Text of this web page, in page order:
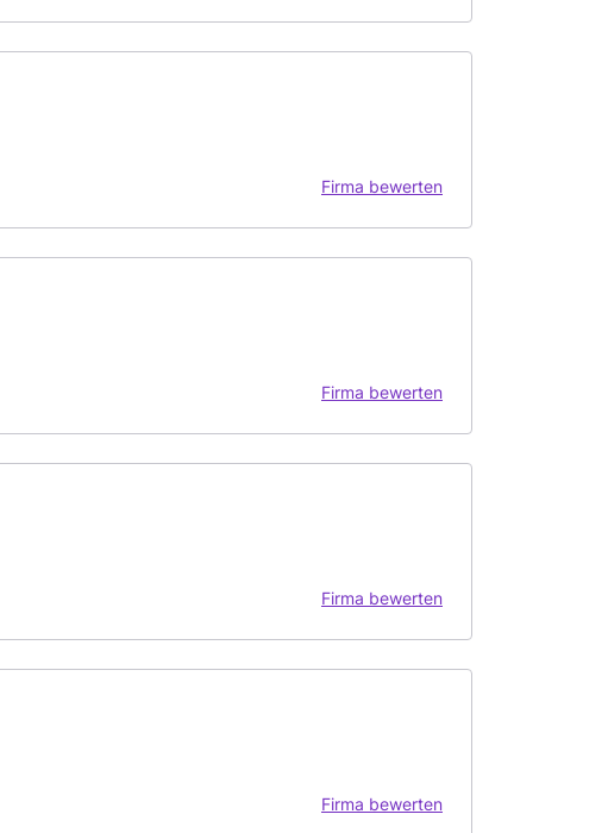
Firma bewerten
Firma bewerten
Firma bewerten
Firma bewerten